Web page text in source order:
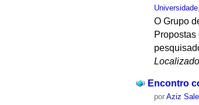
Universidade
O Grupo
Encontro
porAziz